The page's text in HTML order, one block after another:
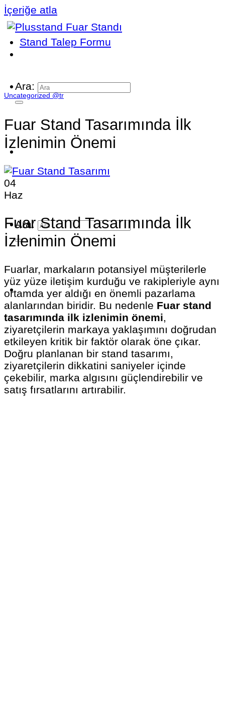
İçeriğe atla
Stand Talep Formu
Ara:
Ara:
Uncategorized @tr
Fuar Stand Tasarımında İlk
İzlenimin Önemi
04
Haz
Fuar Stand Tasarımında İlk
İzlenimin Önemi
Fuarlar, markaların potansiyel müşterilerle
yüz yüze iletişim kurduğu ve rakipleriyle aynı
ortamda yer aldığı en önemli pazarlama
alanlarından biridir. Bu nedenle Fuar stand
tasarımında ilk izlenimin önemi,
ziyaretçilerin markaya yaklaşımını doğrudan
etkileyen kritik bir faktör olarak öne çıkar.
Doğru planlanan bir stand tasarımı,
ziyaretçilerin dikkatini saniyeler içinde
çekebilir, marka algısını güçlendirebilir ve
satış fırsatlarını artırabilir.